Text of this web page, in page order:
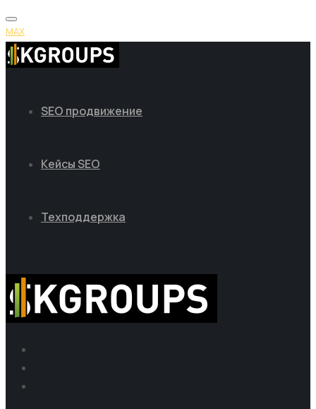
MAX
SEO продвижение
Кейсы SEO
Техподдержка